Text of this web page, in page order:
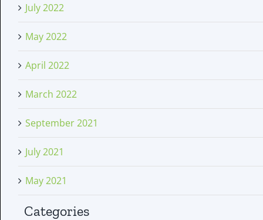
July 2022
May 2022
April 2022
March 2022
September 2021
July 2021
May 2021
Categories